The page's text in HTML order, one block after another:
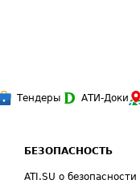
Тендеры АТИ-Доки
БЕЗОПАСНОСТЬ
ATI.SU о безопасности